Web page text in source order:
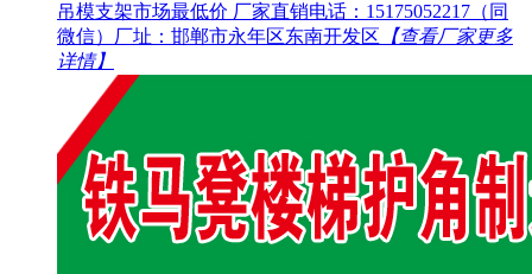
吊模支架市场最低价 厂家直销电话：15175052217（同
微信）厂址：邯郸市永年区东南开发区 【查看厂家更多
详情】